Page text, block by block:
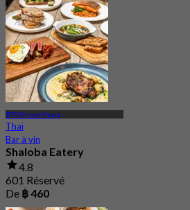
BTS Phrom Phong
Thaï
Bar à vin
Shaloba Eatery
4.8
601 Réservé
De ฿ 460